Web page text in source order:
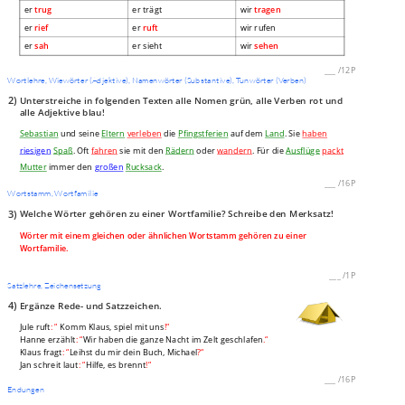
ertrug er trägt wirtragen
errief erruft wir rufen
ersah er sieht wirsehen
/12P
Wortlehre, Wiewörter (Adjektive), Namenwörter (Substantive), Tunwörter (Verben)
2) Unterstreiche in folgenden Texten alle Nomen grün, alle Verben rot und
alle Adjektive blau!
Sebastian und seineEltern verleben die Pfingstferien auf demLand. Siehaben
riesigen Spaß. Oftfahren sie mit den Rädern oderwandern. Für dieAusflügepackt
Mutterimmer den großen Rucksack.
/16P
Wortstamm, Wortfamilie
3) Welche Wörter gehören zu einer Wortfamilie? Schreibe den Merksatz!
Wörter mit einem gleichen oder ähnlichen Wortstamm gehören zu einer
Wortfamilie.
/1P
Satzlehre, Zeichensetzung
4) Ergänze Rede- und Satzzeichen.
Jule ruft: “Komm Klaus, spiel mit uns!“
Hanne erzählt: “Wir haben die ganze Nacht im Zelt geschlafen.“
Klaus fragt: “Leihst du mir dein Buch, Michael?“
Jan schreit laut: “Hilfe, es brennt!“
/16P
Endungen